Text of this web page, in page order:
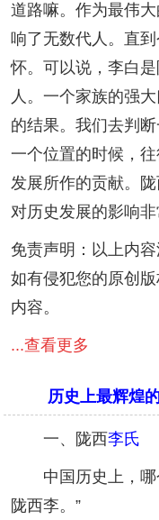
道路嘛。作为最伟
响了无数代人。直
怀。可以说，李白
人。一个家族的强
的结果。我们去判
一个位置的时候，
发展所作的贡献。
对历史发展的影响非
免责声明：以上内
如有侵犯您的原创
内容。
...查看更多
历史上最辉煌
一、陇西李氏
中国历史上，哪
陇西李。”